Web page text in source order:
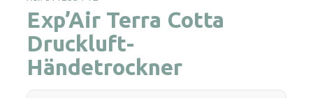
Exp’Air Terra Cotta
Druckluft-
Händetrockner